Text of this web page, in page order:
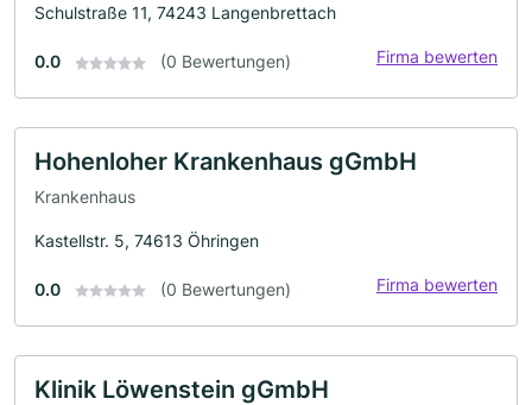
Schulstraße 11, 74243 Langenbrettach
0.0 (0 Bewertungen) Firma bewerten
Hohenloher Krankenhaus gGmbH
Krankenhaus
Kastellstr. 5, 74613 Öhringen
0.0 (0 Bewertungen) Firma bewerten
Klinik Löwenstein gGmbH